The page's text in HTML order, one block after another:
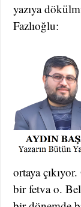
yazıya
Fazlıoğlu:
ortaya
bir fetva o.